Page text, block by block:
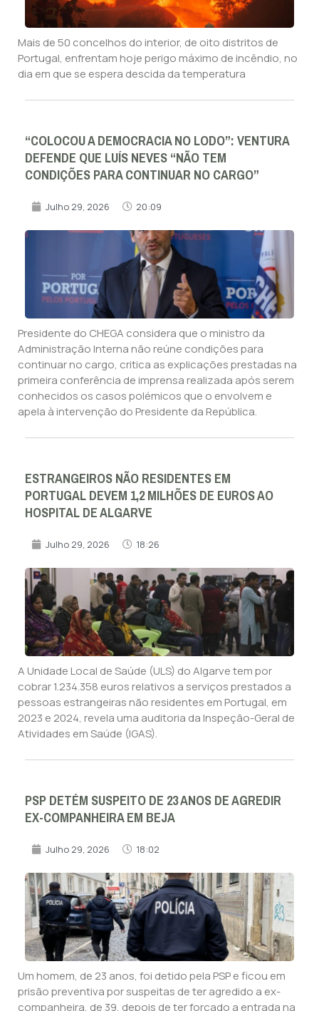
Mais de 50 concelhos do interior, de oito distritos de
Portugal, enfrentam hoje perigo máximo de incêndio, no
dia em que se espera descida da temperatura
“COLOCOU A DEMOCRACIA NO LODO”: VENTURA
DEFENDE QUE LUÍS NEVES “NÃO TEM
CONDIÇÕES PARA CONTINUAR NO CARGO”
Julho 29, 2026 20:09
Presidente do CHEGA considera que o ministro da
Administração Interna não reúne condições para
continuar no cargo, critica as explicações prestadas na
primeira conferência de imprensa realizada após serem
conhecidos os casos polémicos que o envolvem e
apela à intervenção do Presidente da República.
ESTRANGEIROS NÃO RESIDENTES EM
PORTUGAL DEVEM 1,2 MILHÕES DE EUROS AO
HOSPITAL DE ALGARVE
Julho 29, 2026 18:26
A Unidade Local de Saúde (ULS) do Algarve tem por
cobrar 1.234.358 euros relativos a serviços prestados a
pessoas estrangeiras não residentes em Portugal, em
2023 e 2024, revela uma auditoria da Inspeção-Geral de
Atividades em Saúde (IGAS).
PSP DETÉM SUSPEITO DE 23 ANOS DE AGREDIR
EX-COMPANHEIRA EM BEJA
Julho 29, 2026 18:02
Um homem, de 23 anos, foi detido pela PSP e ficou em
prisão preventiva por suspeitas de ter agredido a ex-
companheira, de 39, depois de ter forçado a entrada na